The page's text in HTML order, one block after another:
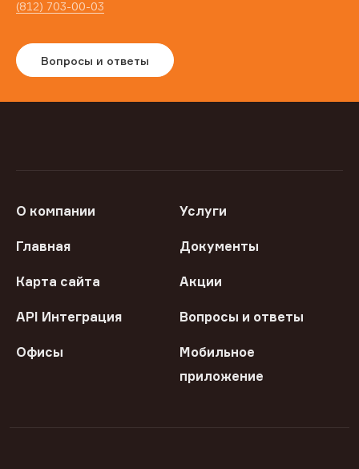
(812) 703-00-03
Вопросы и ответы
О компании Услуги
Главная Документы
Карта сайта Акции
API Интеграция Вопросы и ответы
Офисы
Мобильное
приложение